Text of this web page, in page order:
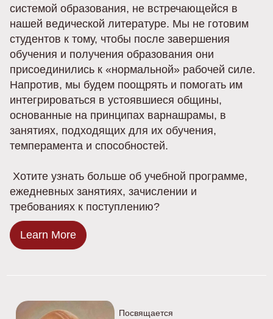
системой образования, не встречающейся в
нашей ведической литературе. Мы не готовим
студентов к тому, чтобы после завершения
обучения и получения образования они
присоединились к «нормальной» рабочей силе.
Напротив, мы будем поощрять и помогать им
интегрироваться в устоявшиеся общины,
основанные на принципах варнашрамы, в
занятиях, подходящих для их обучения,
темперамента и способностей.
Хотите узнать больше об учебной программе,
ежедневных занятиях, зачислении и
требованиях к поступлению?
Learn More
Посвящается